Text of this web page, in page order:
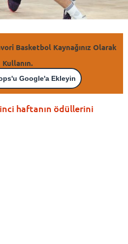
Basketbol Kaynağınız Olarak
Kullanın.
Google'a Ekleyin
haftanın ödüllerini